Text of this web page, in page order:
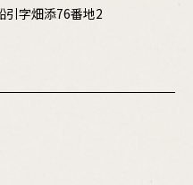
引字畑添76番地2